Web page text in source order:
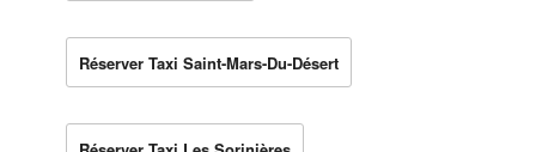
Réserver Taxi Saint-Mars-Du-Désert